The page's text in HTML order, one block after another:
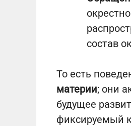
состав
То есть
материи; они
будущее
фиксируемый